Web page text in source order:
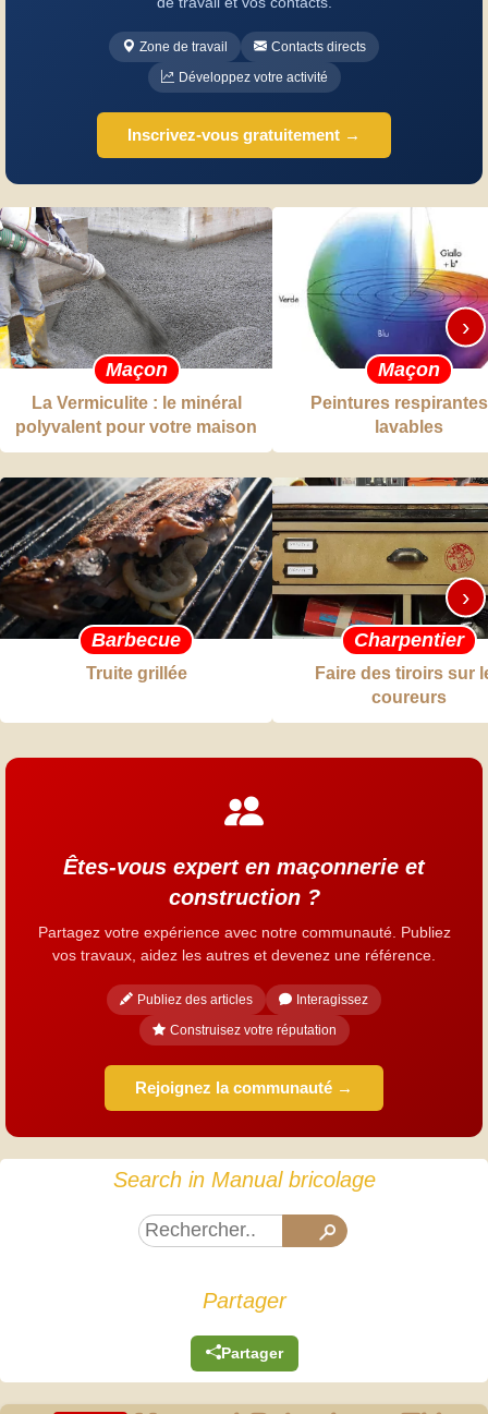
Zone de travail
Contacts directs
Développez votre activité
Inscrivez-vous gratuitement →
Maçon
La Vermiculite : le minéral
polyvalent pour votre maison
Maçon
Peintures
lavables
›
Barbecue
Truite grillée
Charpentier
Faire des tiroirs sur
coureurs
›
Êtes-vous expert en maçonnerie et
construction ?
Partagez votre expérience avec notre communauté. Publiez
vos travaux, aidez les autres et devenez une référence.
Publiez des articles
Interagissez
Construisez votre réputation
Rejoignez la communauté →
Search in Manual bricolage
Partager
Partager